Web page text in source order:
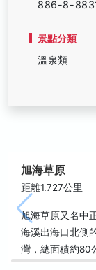
886-8-
景點分類
溫泉類
旭海草原
距離1.727公里
旭海草原又名中
海溪出海口北側
灣，總面積約80